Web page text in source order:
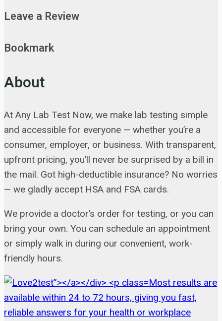
Leave a Review
Bookmark
About
At Any Lab Test Now, we make lab testing simple
and accessible for everyone — whether you’re a
consumer, employer, or business. With transparent,
upfront pricing, you’ll never be surprised by a bill in
the mail. Got high-deductible insurance? No worries
— we gladly accept HSA and FSA cards.
We provide a doctor’s order for testing, or you can
bring your own. You can schedule an appointment
or simply walk in during our convenient, work-
friendly hours.
Most results are
available within 24 to 72 hours, giving you fast,
reliable answers for your health or workplace